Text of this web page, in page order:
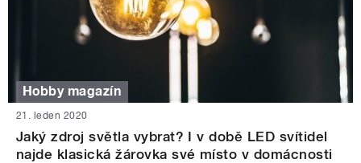
Hobby magazín
21. leden 2020
Jaký zdroj světla vybrat? I v době LED svítidel
najde klasická žárovka své místo v domácnosti